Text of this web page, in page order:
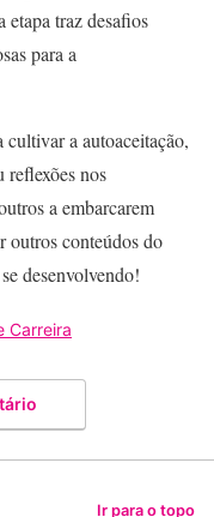
etapa traz desafios
para a
cultivar a autoaceitação,
reflexões nos
a embarcarem
outros conteúdos do
desenvolvendo!
Carreira
Ir para o topo